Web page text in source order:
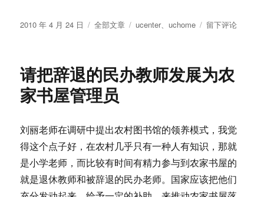
发
2010 年 4 月 24 日
分
全部文章
标
ucenter、 uchome
于
的
指
别
实
时
考
勤
系
留下评论
请把辞退的民办教师发展为农
家书屋管理员
刘丽老师在调研中提出农村图书馆的领养模式，我觉
得这个点子好，在农村几乎只有一种人有知识，那就
是小学老师，而比较有时间有精力参与到农家书屋的
就是退休教师和被辞退的民办老师。国家应该把他们